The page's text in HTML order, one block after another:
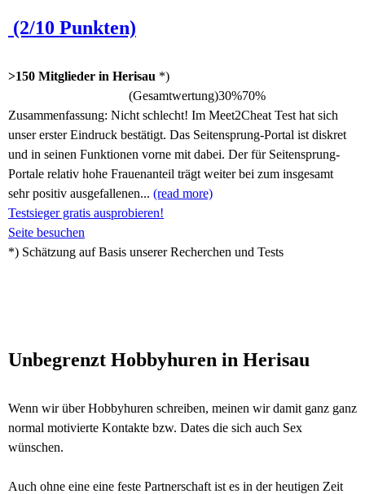
(2/10 Punkten)
>150 Mitglieder in Herisau *)
(Gesamtwertung)30%70%
Zusammenfassung: Nicht schlecht! Im Meet2Cheat Test hat sich
unser erster Eindruck bestätigt. Das Seitensprung-Portal ist diskret
und in seinen Funktionen vorne mit dabei. Der für Seitensprung-
Portale relativ hohe Frauenanteil trägt weiter bei zum insgesamt
sehr positiv ausgefallenen... (read more)
Testsieger gratis ausprobieren!
Seite besuchen
*) Schätzung auf Basis unserer Recherchen und Tests
Unbegrenzt Hobbyhuren in Herisau
Wenn wir über Hobbyhuren schreiben, meinen wir damit ganz ganz
normal motivierte Kontakte bzw. Dates die sich auch Sex
wünschen.
Auch ohne eine eine feste Partnerschaft ist es in der heutigen Zeit